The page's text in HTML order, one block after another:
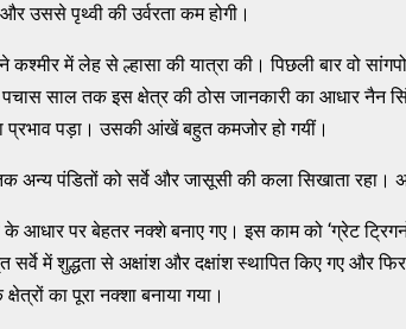
उससे पृथ्वी की उर्वरता कम होगी।
में लेह से ल्हासा की यात्रा की। पिछली बार वो
साल तक इस क्षेत्र की ठोस जानकारी का आधार नैन
प्रभाव पड़ा। उसकी आंखें बहुत कमजोर हो गयीं।
अन्य पंडितों को सर्वे और जासूसी की कला सिखाता रहा।
आधार पर बेहतर नक्शे बनाए गए। इस काम को ‘ग्रेट
में शुद्धता से अक्षांश और दक्षांश स्थापित किए गए और
का पूरा नक्शा बनाया गया।